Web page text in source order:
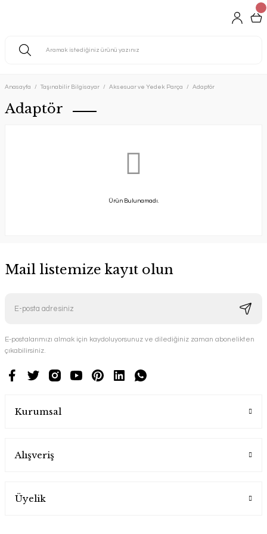
Anasayfa Taşınabilir Bilgisayar Aksesuar ve Yedek Parça Adaptör
Adaptör
Ürün Bulunamadı.
Mail listemize kayıt olun
E-postalarımızı almak için kaydoluyorsunuz ve dilediğiniz zaman abonelikten
çıkabilirsiniz.
Kurumsal
Alışveriş
Üyelik